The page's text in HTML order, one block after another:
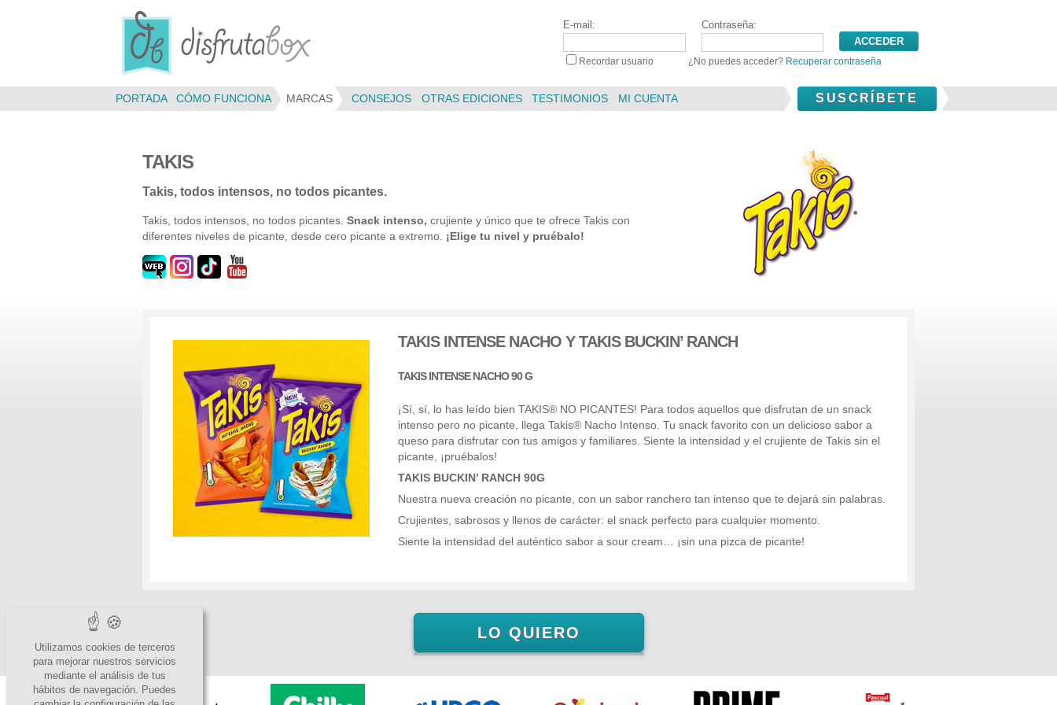
E-mail: Contraseña:
Recordar usuario ¿No puedes acceder? Recuperar contraseña
PORTADA CÓMO FUNCIONA MARCAS CONSEJOS OTRAS EDICIONES TESTIMONIOS MI CUENTA SUSCRÍBETE
TAKIS
Takis, todos intensos, no todos picantes.
Takis, todos intensos, no todos picantes. Snack intenso, crujiente y único que te ofrece Takis con
diferentes niveles de picante, desde cero picante a extremo. ¡Elige tu nivel y pruébalo!
TAKIS INTENSE NACHOYTAKIS BUCKIN’ RANCH
TAKIS INTENSE NACHO 90 G
¡Sí, sí, lo has leído bien TAKIS® NO PICANTES! Para todos aquellos que disfrutan de un snack
intenso pero no picante, llega Takis® Nacho Intenso. Tu snack favorito con un delicioso sabor a
queso para disfrutar con tus amigos y familiares. Siente la intensidad y el crujiente de Takis sin el
picante, ¡pruébalos!
TAKIS BUCKIN’ RANCH 90G
Nuestra nueva creación no picante, con un sabor ranchero tan intenso que te dejará sin palabras.
Crujientes, sabrosos y llenos de carácter: el snack perfecto para cualquier momento.
Siente la intensidad del auténtico sabor a sour cream… ¡sin una pizca de picante!
LO QUIERO
Utilizamos cookies de terceros
para mejorar nuestros servicios
mediante el análisis de tus
hábitos de navegación. Puedes